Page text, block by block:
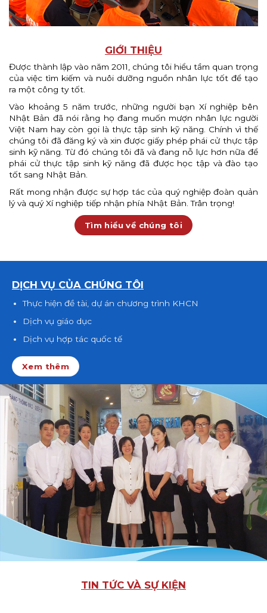
GIỚI THIỆU
Được thành lập vào năm 2011, chúng tôi hiểu tầm quan trọng
của việc tìm kiếm và nuôi dưỡng nguồn nhân lực tốt để tạo
ra một công ty tốt.
Vào khoảng 5 năm trước, những người bạn Xí nghiệp bên
Nhật Bản đã nói rằng họ đang muốn mượn nhân lực người
Việt Nam hay còn gọi là thực tập sinh kỹ năng. Chính vì thế
chúng tôi đã đăng ký và xin được giấy phép phái cử thực tập
sinh kỹ năng. Từ đó chúng tôi đã và đang nỗ lực hơn nữa để
phái cử thực tập sinh kỹ năng đã được học tập và đào tạo
tốt sang Nhật Bản.
Rất mong nhận được sự hợp tác của quý nghiệp đoàn quản
lý và quý Xí nghiệp tiếp nhận phía Nhật Bản. Trân trọng!
Tìm hiểu về chúng tôi
DỊCH VỤ CỦA CHÚNG TÔI
Thực hiện đề tài, dự án chương trình KHCN
Dịch vụ giáo dục
Dịch vụ hợp tác quốc tế
Xem thêm
TIN TỨC VÀ SỰ KIỆN